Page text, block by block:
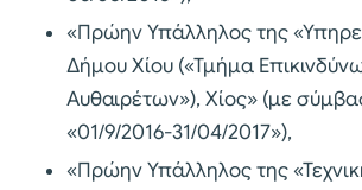
«Πρώην Υπάλληλος της
Δήμου Χίου («Τμήμα
Αυθαιρέτων»), Χίος» (με
«01/9/2016-31/04/2017»),
«Πρώην Υπάλληλος της